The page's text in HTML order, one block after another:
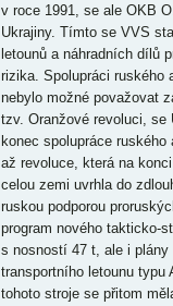
v roce 1991, se ale OKB
Ukrajiny. Tímto se VVS
letounů a náhradních dílů
rizika. Spolupráci ruského
nebylo možné považovat
tzv. Oranžové revoluci,
konec spolupráce
až revoluce, která na
celou zemi uvrhla do
ruskou podporou
program nového takticko-
s nosností 47 t, ale i plány
transportního letounu typu
tohoto stroje se přitom